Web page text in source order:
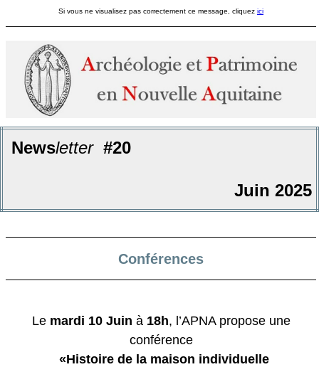
Si vous ne visualisez pas correctement ce message, cliquez ici
Newsletter #20
Juin 2025
Conférences
Le mardi 10 Juin à18h, l’APNA propose une
conférence
«Histoire de la maison individuelle